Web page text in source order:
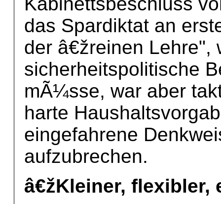
das Spardiktat an
der â€žreinen Lehre",
sicherheitspolitische
mÃ¼sse, war aber
harte
eingefahrene
aufzubrechen.
â€žKleiner, flexibler,